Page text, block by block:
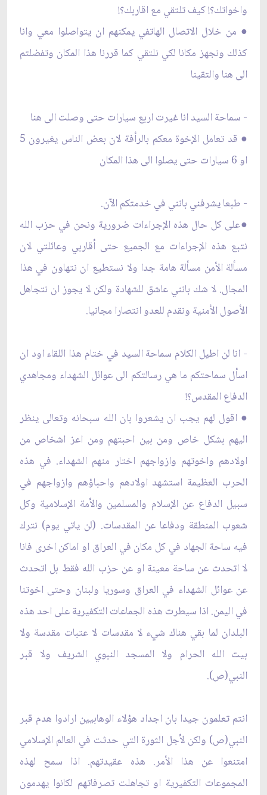
واخواتك؟! كيف تلتقي مع اقاربك؟!
● من خلال الاتصال الهاتفي يمكنهم ان يتواصلوا معي وانا
كذلك ونجهز مكانا لكي نلتقي كما قررنا هذا المكان وتفضلتم
الى هنا والتقينا
- سماحة السيد انا غيرت اربع سيارات حتى وصلت الى هنا
● قد تعامل الإخوة معكم بالرأفة لان بعض الناس يغيرون 5
او 6 سيارات حتى يصلوا الى هذا المكان
- طبعا يشرفني بانني في خدمتكم الآن.
●على كل حال هذه الإجراءات ضرورية ونحن في حزب الله
نتبع هذه الإجراءات مع الجميع حتى أقاربي وعائلتي لان
مسألة الأمن مسألة هامة جدا ولا نستطيع ان نتهاون في هذا
المجال. لا شك بانني عاشق للشهادة ولكن لا يجوز ان نتجاهل
الأصول الأمنية ونقدم للعدو انتصارا مجانيا.
- انا لن اطيل الكلام سماحة السيد في ختام هذا اللقاء اود ان
اسأل سماحتكم ما هي رسالتكم الى عوائل الشهداء ومجاهدي
الدفاع المقدس؟!
● اقول لهم يجب ان يشعروا بان الله سبحانه وتعالى ينظر
اليهم بشكل خاص ومن بين احبتهم ومن اعز اشخاص من
اولادهم واخوتهم وازواجهم اختار منهم الشهداء. في هذه
الحرب العظيمة استشهد اولادهم واحباؤهم وازواجهم في
سبيل الدفاع عن الإسلام والمسلمين والأمة الإسلامية وكل
شعوب المنطقة ودفاعا عن المقدسات. (لن ياتي يوم) نترك
فيه ساحة الجهاد في كل مكان في العراق او اماكن اخرى فانا
لا اتحدث عن ساحة معينة او عن حزب الله فقط بل اتحدث
عن عوائل الشهداء في العراق وسوريا ولبنان وحتى اخوتنا
في اليمن. اذا سيطرت هذه الجماعات التكفيرية على احد هذه
البلدان لما بقي هناك شيء لا مقدسات لا عتبات مقدسة ولا
بيت الله الحرام ولا المسجد النبوي الشريف ولا قبر
النبي(ص).
انتم تعلمون جيدا بان اجداد هؤلاء الوهابيين ارادوا هدم قبر
النبي(ص) ولكن لأجل الثورة التي حدثت في العالم الإسلامي
امتنعوا عن هذا الأمر. هذه عقيدتهم. اذا سمح لهذه
المجموعات التكفيرية او تجاهلت تصرفاتهم لكانوا يهدمون